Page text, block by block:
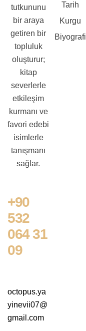
tutkununu
bir araya
getiren bir
topluluk
oluşturur;
kitap
severlerle
etkileşim
kurmanı ve
favori edebi
isimlerle
tanışmanı
sağlar.
+90
532
064 31
09
octopus.ya
yinevii07@
gmail.com
Tarih
Kurgu
Biyografi